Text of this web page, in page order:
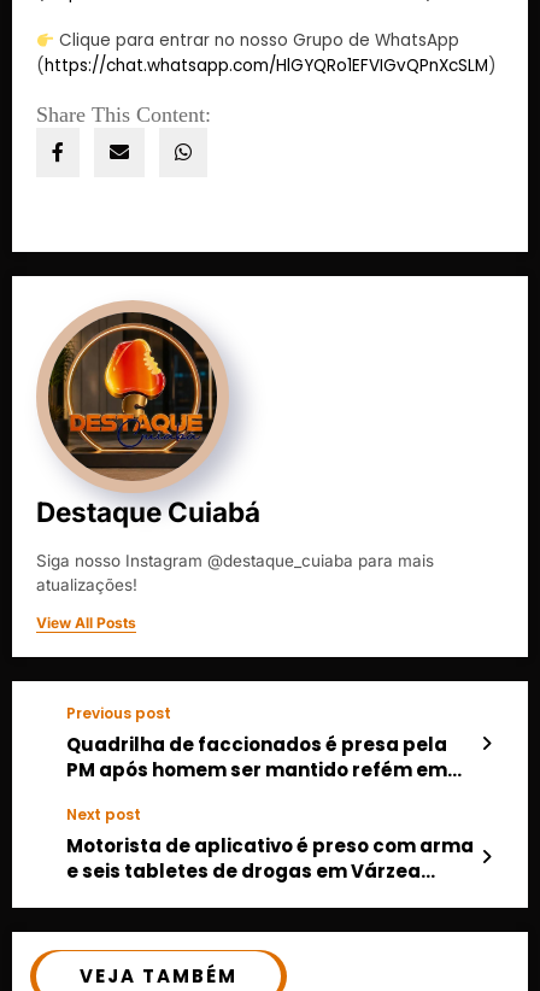
Clique para entrar no nosso Grupo de WhatsApp
(https://chat.whatsapp.com/HlGYQRo1EFVIGvQPnXcSLM)
Share This Content:
Destaque Cuiabá
Siga nosso Instagram @destaque_cuiaba para mais
atualizações!
View All Posts
Previous post
Quadrilha de faccionados é presa pela
PM após homem ser mantido refém em
Next post
Motorista de aplicativo é preso com arma
e seis tabletes de drogas em Várzea
VEJA TAMBÉM